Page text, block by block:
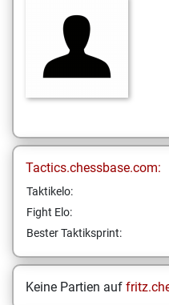
Tactics.chessbase.com:
Taktikelo:
Fight Elo:
Bester Taktiksprint:
Keine Partien auf